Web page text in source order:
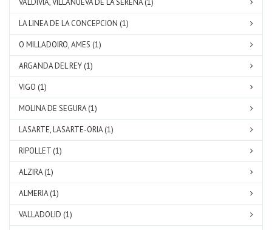
VALDIVIA, VILLANUEVA DE LA SERENA (1)
LA LINEA DE LA CONCEPCION (1)
O MILLADOIRO, AMES (1)
ARGANDA DEL REY (1)
VIGO (1)
MOLINA DE SEGURA (1)
LASARTE, LASARTE-ORIA (1)
RIPOLLET (1)
ALZIRA (1)
ALMERIA (1)
VALLADOLID (1)